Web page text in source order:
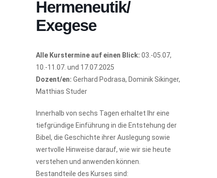
Hermeneutik/
Exegese
Alle Kurstermine auf einen Blick: 03.-05.07,
10.-11.07. und 17.07.2025
Dozent/en: Gerhard Podrasa, Dominik Sikinger,
Matthias Studer
Innerhalb von sechs Tagen erhaltet Ihr eine
tiefgründige Einführung in die Entstehung der
Bibel, die Geschichte ihrer Auslegung sowie
wertvolle Hinweise darauf, wie wir sie heute
verstehen und anwenden können.
Bestandteile des Kurses sind: